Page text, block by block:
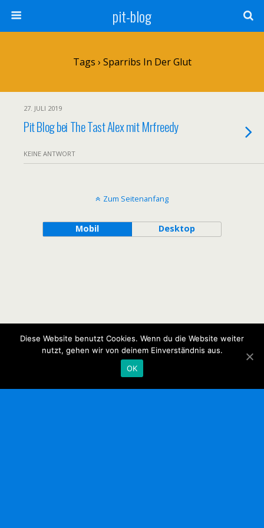
pit-blog
Tags › Sparribs In Der Glut
27. JULI 2019
Pit Blog bei The Tast Alex mit Mrfreedy
KEINE ANTWORT
Zum Seitenanfang
Mobil Desktop
Diese Website benutzt Cookies. Wenn du die Website weiter
nutzt, gehen wir von deinem Einverständnis aus.
OK